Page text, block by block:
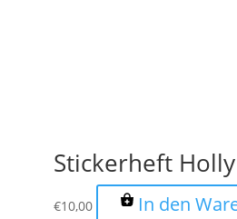
Stickerheft
€10,00 In den